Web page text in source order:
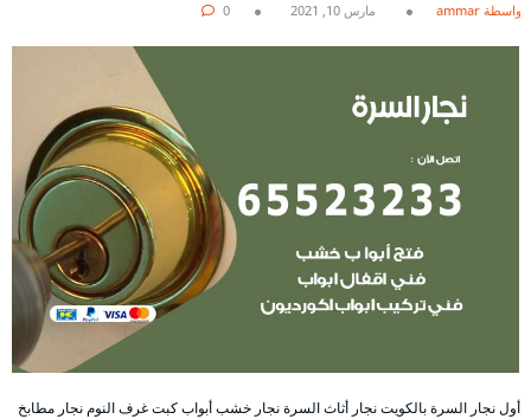
بواسطة ammar مارس 10, 2021 0
أول نجار السرة بالكويت نجار أثاث السرة نجار خشب أبواب كبت غرف النوم نجار مطابخ